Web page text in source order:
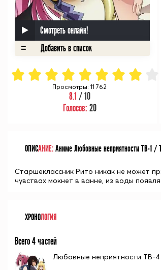
Смотреть онлайн!
Просмотры: 11 762
8.1 / 10
Голосов: 20
ОПИСАНИЕ:Аниме Любовные неприятности ТВ-1 /
Старшеклассник Рито никак не может
чувствах мокнет в ванне, из воды
ХРОНОЛОГИЯ
Всего 4 частей
Любовные неприятности ТВ-4